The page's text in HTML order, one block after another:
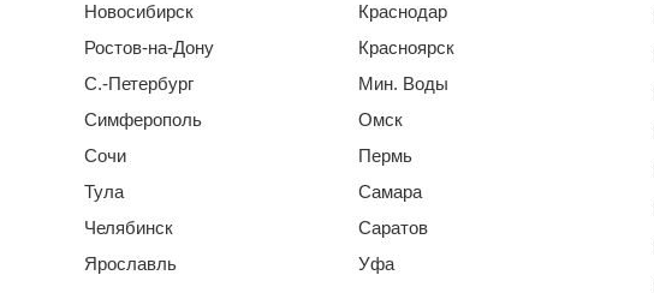
Новосибирск
Ростов-на-Дону
С.-Петербург
Симферополь
Сочи
Тула
Челябинск
Ярославль
Краснодар
Красноярск
Мин. Воды
Омск
Пермь
Самара
Саратов
Уфа